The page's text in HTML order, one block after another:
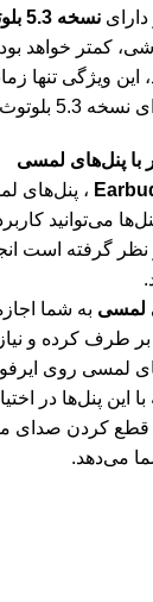
نسخه 5.3 بلوتوث
کمتر خواهد
ویژگی تنها
باشد.
با پنل‌های لمسی
، پنل‌های
می‌توانید
گرفته است
لمسی به شما
بر طرف کرده و
لمسی روی
این پنل‌ها در
کردن صدای
می‌دهد.